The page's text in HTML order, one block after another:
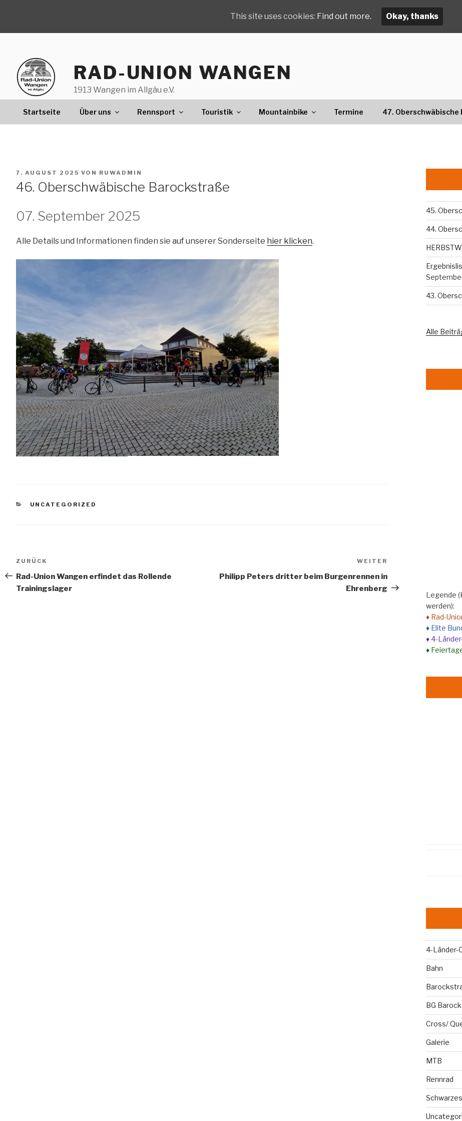
springen
RAD-UNION WANGEN
1913 Wangen im Allgäu e.V.
Startseite Über uns Rennsport Touristik Mountainbike Termine 47.
VERÖFFENTLICHT
7. AUGUST 2025 VON RUWADMIN
46. Oberschwäbische Barockstraße
07. September 2025
Alle Details und Informationen finden sie auf unserer Sonderseite hier klicken.
KATEGORIEN
UNCATEGORIZED
Beitragsnavigation
Vorheriger
Beitrag
ZURÜCK
Rad-Union Wangen erfindet das Rollende
Trainingslager
Beitrag
WEITER
Philipp Peters dritter beim Burgenrennen in
Ehrenberg
45.
44.
43.
Alle
Legende
werden):
♦ Rad-
♦ Elite
♦ 4-
♦
4-Länder-
Bahn
BG
Cross/
Galerie
MTB
Rennrad
This site uses cookies: Find out more. Okay, thanks